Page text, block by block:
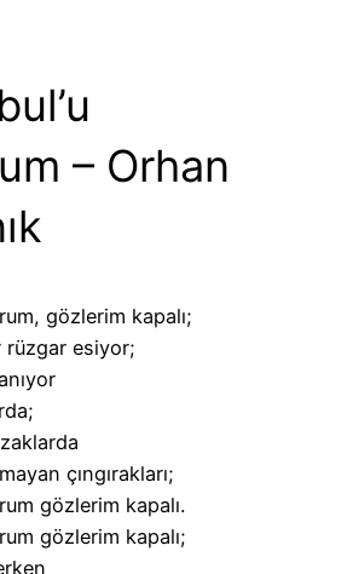
– Orhan
gözlerim kapalı;
esiyor;
çıngırakları;
gözlerim kapalı.
gözlerim kapalı;